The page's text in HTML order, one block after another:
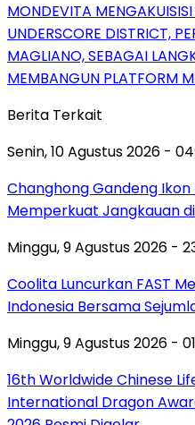
MONDEVITA
UNDERSCORE DISTRICT,
MAGLIANO, SEBAGAI
MEMBANGUN PLATFORM
Berita Terkait
Senin, 10 Agustus 2026 -
Changhong Gandeng Ikon
Memperkuat Jangkauan
Minggu, 9 Agustus 2026 -
Coolita Luncurkan FAST
Indonesia Bersama
Minggu, 9 Agustus 2026 -
16th Worldwide Chinese
International Dragon